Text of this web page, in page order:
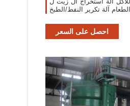
احصل على السعر